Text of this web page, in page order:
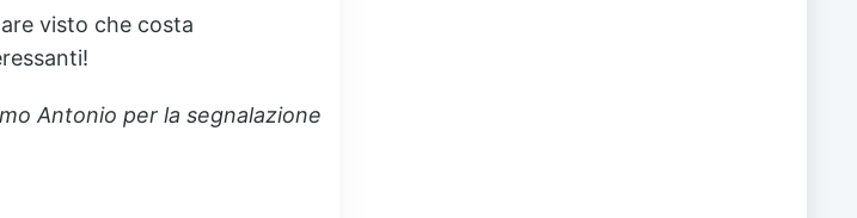
visto che costa
Antonio per la segnalazione